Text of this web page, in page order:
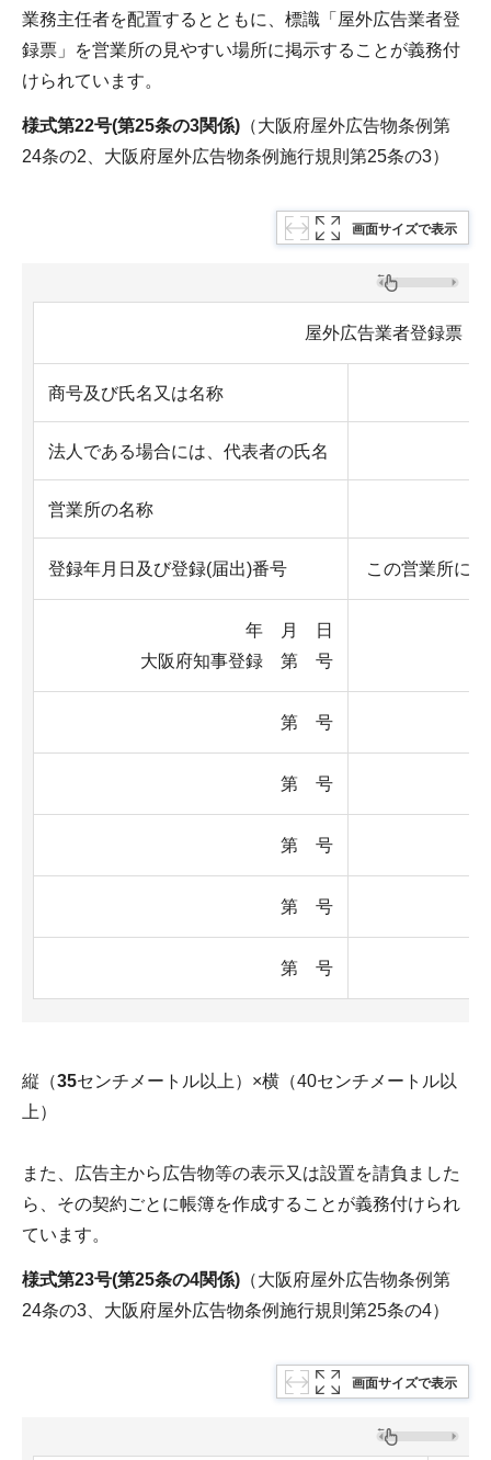
業務主任者を配置するとともに、標識「屋外広告業者登
録票」を営業所の見やすい場所に掲示することが義務付
けられています。
様式第22号(第25条の3関係) （大阪府屋外広告物条例第
24条の2、大阪府屋外広告物条例施行規則第25条の3）
画面サイズで表示
屋外広告業者登録票
商号及び氏名又は名称
法人である場合には、代表者の氏名
営業所の名称
登録年月日及び登録(届出)番号 この営業所に
年 月 日
大阪府知事登録 第 号
第 号
第 号
第 号
第 号
第 号
縦（35センチメートル以上）×横（40センチメートル以
上）
また、広告主から広告物等の表示又は設置を請負ました
ら、その契約ごとに帳簿を作成することが義務付けられ
ています。
様式第23号(第25条の4関係) （大阪府屋外広告物条例第
24条の3、大阪府屋外広告物条例施行規則第25条の4）
画面サイズで表示